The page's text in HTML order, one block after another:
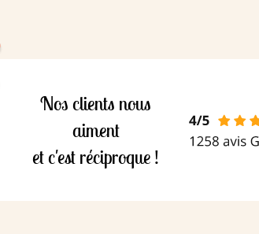
Nos clients nous
aiment
et c'est réciproque !